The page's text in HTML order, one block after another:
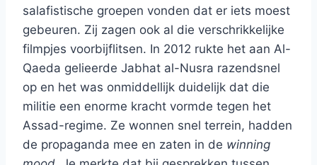
salafistische groepen vonden dat er iets moest
gebeuren. Zij zagen ook al die verschrikkelijke
filmpjes voorbijflitsen. In 2012 rukte het aan Al-
Qaeda gelieerde Jabhat al-Nusra razendsnel
op en het was onmiddellijk duidelijk dat die
militie een enorme kracht vormde tegen het
Assad-regime. Ze wonnen snel terrein, hadden
de propaganda mee en zaten in de winning